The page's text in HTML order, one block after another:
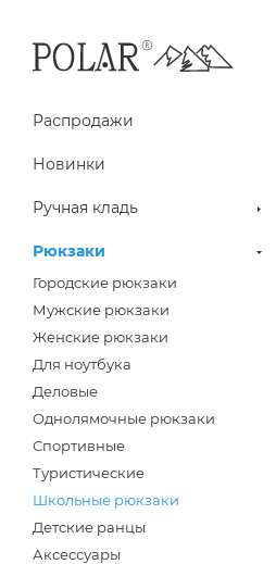
Распродажи
Новинки
Ручная кладь
Рюкзаки
Городские рюкзаки
Мужские рюкзаки
Женские рюкзаки
Для ноутбука
Деловые
Однолямочные рюкзаки
Спортивные
Туристические
Школьные рюкзаки
Детские ранцы
Аксессуары